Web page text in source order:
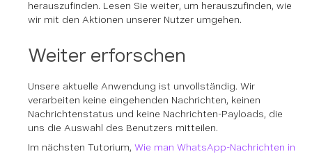
herauszufinden. Lesen Sie weiter, um herauszufinden, wie
wir mit den Aktionen unserer Nutzer umgehen.
Weiter erforschen
Unsere aktuelle Anwendung ist unvollständig. Wir
verarbeiten keine eingehenden Nachrichten, keinen
Nachrichtenstatus und keine Nachrichten-Payloads, die
uns die Auswahl des Benutzers mitteilen.
Im nächsten Tutorium, Wie man WhatsApp-Nachrichten in